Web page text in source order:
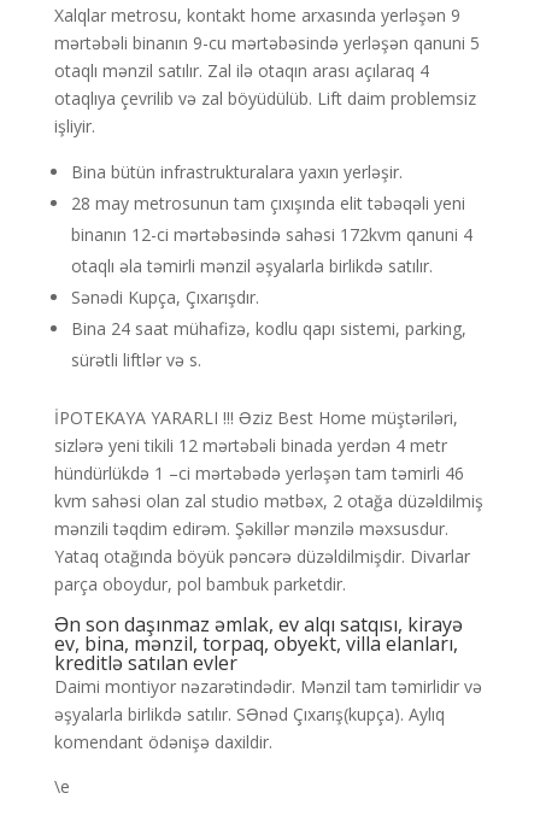
Xalqlar metrosu, kontakt home arxasında yerləşən 9
mərtəbəli binanın 9-cu mərtəbəsində yerləşən qanuni 5
otaqlı mənzil satılır. Zal ilə otaqın arası açılaraq 4
otaqlıya çevrilib və zal böyüdülüb. Lift daim problemsiz
işliyir.
Bina bütün infrastrukturalara yaxın yerləşir.
28 may metrosunun tam çıxışında elit təbəqəli yeni
binanın 12-ci mərtəbəsində sahəsi 172kvm qanuni 4
otaqlı əla təmirli mənzil əşyalarla birlikdə satılır.
Sənədi Kupça, Çıxarışdır.
Bina 24 saat mühafizə, kodlu qapı sistemi, parking,
sürətli liftlər və s.
İPOTEKAYA YARARLI !!! Əziz Best Home müştəriləri,
sizlərə yeni tikili 12 mərtəbəli binada yerdən 4 metr
hündürlükdə 1 –ci mərtəbədə yerləşən tam təmirli 46
kvm sahəsi olan zal studio mətbəx, 2 otağa düzəldilmiş
mənzili təqdim edirəm. Şəkillər mənzilə məxsusdur.
Yataq otağında böyük pəncərə düzəldilmişdir. Divarlar
parça oboydur, pol bambuk parketdir.
Ən son daşınmaz əmlak, ev alqı satqısı, kirayə
ev, bina, mənzil, torpaq, obyekt, villa elanları,
kreditlə satılan evler
Daimi montiyor nəzarətindədir. Mənzil tam təmirlidir və
əşyalarla birlikdə satılır. SƏnəd Çıxarış(kupça). Aylıq
komendant ödənişə daxildir.
\e